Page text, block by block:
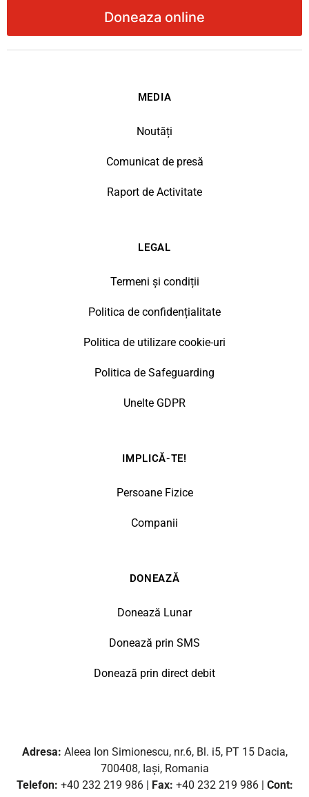
MEDIA
Noutăți
Comunicat de presă
Raport de Activitate
LEGAL
Termeni și condiții
Politica de confidențialitate
Politica de utilizare cookie-uri
Politica de Safeguarding
Unelte GDPR
IMPLICĂ-TE!
Persoane Fizice
Companii
DONEAZĂ
Donează Lunar
Donează prin SMS
Donează prin direct debit
Adresa: Aleea Ion Simionescu, nr.6, Bl. i5, PT 15 Dacia,
700408, Iași, Romania
Telefon: +40 232 219 986 | Fax: +40 232 219 986 | Cont: